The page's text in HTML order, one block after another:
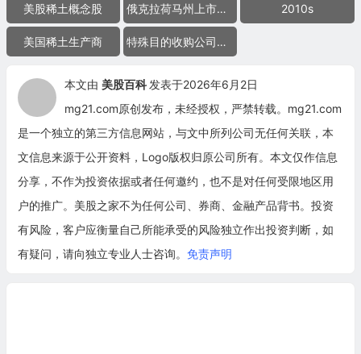
美股稀土概念股 俄克拉荷马州上市公司 2010s
美国稀土生产商 特殊目的收购公司合并上市
本文由 美股百科 发表于2026年6月2日
mg21.com原创发布，未经授权，严禁转载。mg21.com
是一个独立的第三方信息网站，与文中所列公司无任何关联，本
文信息来源于公开资料，Logo版权归原公司所有。本文仅作信息
分享，不作为投资依据或者任何邀约，也不是对任何受限地区用
户的推广。美股之家不为任何公司、券商、金融产品背书。投资
有风险，客户应衡量自己所能承受的风险独立作出投资判断，如
有疑问，请向独立专业人士咨询。 免责声明